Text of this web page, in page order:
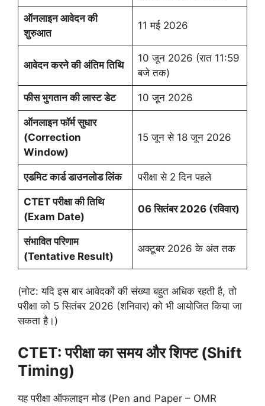
ऑनलाइन आवेदन की
शुरुआत
11 मई 2026
आवेदन करने की अंतिम तिथि
10 जून 2026 (रात 11:59
बजे तक)
फीस भुगतान की लास्ट डेट 10 जून 2026
ऑनलाइन फॉर्म सुधार
(Correction
Window)
15 जून से 18 जून 2026
एडमिट कार्ड डाउनलोड लिंक परीक्षा से 2 दिन पहले
CTET परीक्षा की तिथि
(Exam Date)
06 सितंबर 2026 (रविवार)
संभावित परिणाम
(Tentative Result)
अक्टूबर 2026 के अंत तक
(नोट: यदि इस बार आवेदकों की संख्या बहुत अधिक रहती है, तो
परीक्षा को 5 सितंबर 2026 (शनिवार) को भी आयोजित किया जा
सकता है।)
CTET: परीक्षा का समय और शिफ्ट (Shift
Timing)
यह परीक्षा ऑफलाइन मोड (Pen and Paper – OMR